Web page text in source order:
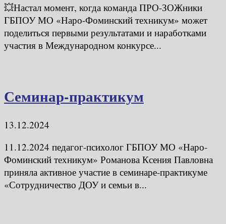
💥Настал момент, когда команда ПРО-ЗОЖники
ГБПОУ МО «Наро-Фоминский техникум» может
поделиться первыми результатами и наработками
участия в Международном конкурсе...
Семинар-практикум
13.12.2024
11.12.2024 педагог-психолог ГБПОУ МО «Наро-
Фоминский техникум» Романова Ксения Павловна
приняла активное участие в семинаре-практикуме
«Сотрудничество ДОУ и семьи в...